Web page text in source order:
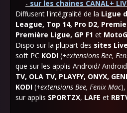
- sur les chaines CANAL+
Diffusent l'intégralité de la Ligue
League, Top 14, Pro D2,
Première Ligue, GP F1 et
Dispo sur la plupart des sites
soft PC KODI (+extensions Bee,
que sur les applis Android/
TV, OLA TV, PLAYFY, ONYX,
KODI (+extensions Bee, Fenix Mac),
sur applis SPORTZX, LAFE et